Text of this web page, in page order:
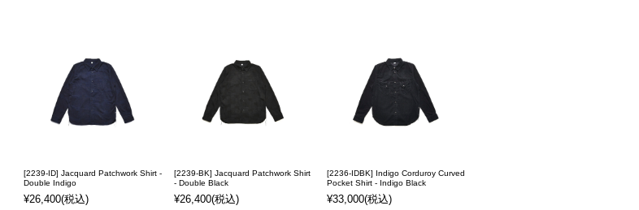
[2239-ID] Jacquard Patchwork Shirt -
Double Indigo
¥26,400(税込)
[2239-BK] Jacquard Patchwork Shirt
- Double Black
¥26,400(税込)
[2236-IDBK] Indigo Corduroy Curved
Pocket Shirt - Indigo Black
¥33,000(税込)